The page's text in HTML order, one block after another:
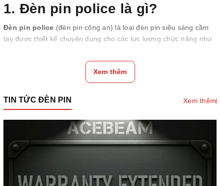
1. Đèn pin police là gì?
Đèn pin police (đèn pin công an) là loại đèn pin siêu sáng cầm
tay được thiết kế chuyên dụng cho các lực lượng chức năng như
cảnh sát, quân đội, an ninh.... Đèn pin công an có chức năng kép:
Chiếu sáng và tự vệ. Với thiết kế đặc biệt, loại đèn này cho ánh
sáng rất mạnh và chiếu sáng được một diện tích lớn, phù hợp
cho các hoạt động thiếu sáng. Ngoài ra, đèn pin police còn có
chức năng như một công cụ để tự vệ trong tình huống nguy hiểm.
với các dòng đèn pin thường.
2. Tính năng vượt trội của đèn
Xem thêm
TIN TỨC ĐÈN PIN Xem thêm